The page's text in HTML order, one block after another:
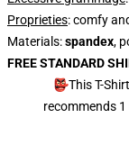
Proprieties: comfy
Materials:spandex,
FREE STANDARD
👺This T-
recommends